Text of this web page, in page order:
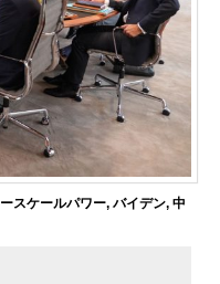
スケールパワー, バイデン, 中